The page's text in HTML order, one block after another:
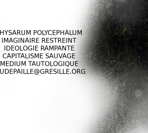
POLYCEPHALUM
IMAGINAIRE RESTREINT
IDEOLOGIE RAMPANTE
CAPITALISME SAUVAGE
MEDIUM TAUTOLOGIQUE